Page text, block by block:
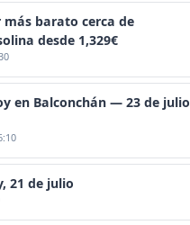
más barato cerca de
desde 1,329€
en Balconchán — 23 de julio
21 de julio